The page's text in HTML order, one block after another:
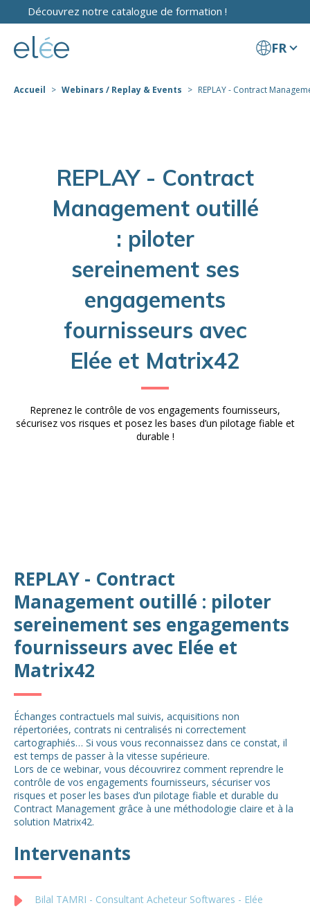
Découvrez notre catalogue de formation !
FR
Accueil Webinars / Replay & Events REPLAY - Contract
REPLAY - Contract
Management outillé
: piloter
sereinement ses
engagements
fournisseurs avec
Elée et Matrix42
Reprenez le contrôle de vos engagements fournisseurs,
sécurisez vos risques et posez les bases d’un pilotage fiable et
durable !
REPLAY - Contract
Management outillé : piloter
sereinement ses engagements
fournisseurs avec Elée et
Matrix42
Échanges contractuels mal suivis, acquisitions non
répertoriées, contrats ni centralisés ni correctement
cartographiés… Si vous vous reconnaissez dans ce constat, il
est temps de passer à la vitesse supérieure.
Lors de ce webinar, vous découvrirez comment reprendre le
contrôle de vos engagements fournisseurs, sécuriser vos
risques et poser les bases d’un pilotage fiable et durable du
Contract Management grâce à une méthodologie claire et à la
solution Matrix42.
Intervenants
Bilal TAMRI - Consultant Acheteur Softwares - Elée